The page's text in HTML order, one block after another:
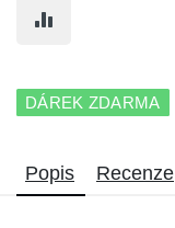
DÁREK ZDARMA
Popis Recenze